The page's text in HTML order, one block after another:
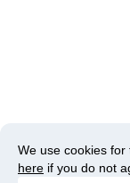
We use cookies for
here if you do not